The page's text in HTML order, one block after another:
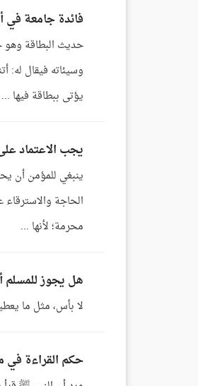
فائدة جامعة في
حديث البطاقة وهو
وسيئاته فيقال له:
يؤتى ببطاقة فيها ...
يجب الاعتماد
ينبغي للمؤمن أن
الحاجة
محرمة؛ لأنها ...
هل يجوز للمسلم
لا بأس، مثل ما
حكم القراءة في